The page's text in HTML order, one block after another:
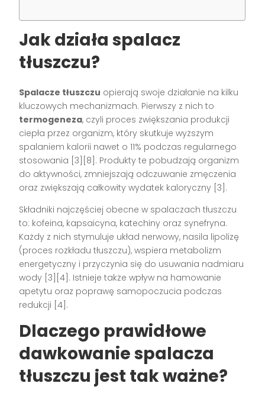
Jak działa spalacz
tłuszczu?
Spalacze tłuszczu opierają swoje działanie na kilku
kluczowych mechanizmach. Pierwszy z nich to
termogeneza, czyli proces zwiększania produkcji
ciepła przez organizm, który skutkuje wyższym
spalaniem kalorii nawet o 11% podczas regularnego
stosowania [3][8]. Produkty te pobudzają organizm
do aktywności, zmniejszają odczuwanie zmęczenia
oraz zwiększają całkowity wydatek kaloryczny [3].
Składniki najczęściej obecne w spalaczach tłuszczu
to: kofeina, kapsaicyna, katechiny oraz synefryna.
Każdy z nich stymuluje układ nerwowy, nasila lipolizę
(proces rozkładu tłuszczu), wspiera metabolizm
energetyczny i przyczynia się do usuwania nadmiaru
wody [3][4]. Istnieje także wpływ na hamowanie
apetytu oraz poprawę samopoczucia podczas
redukcji [4].
Dlaczego prawidłowe
dawkowanie spalacza
tłuszczu jest tak ważne?